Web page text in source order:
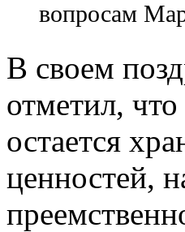
вопросам
В своем
отметил,
остается
ценностей,